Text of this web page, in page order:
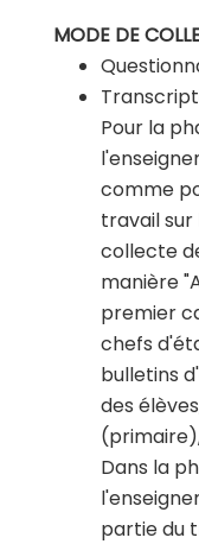
MODE DE
Pour la
comme
travail
collecte
manière
premier
chefs
bulletins
des
Dans la
partie du